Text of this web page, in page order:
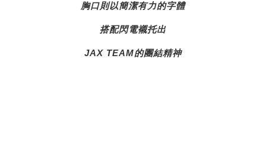
胸口則以簡潔有力的字體
搭配閃電襯托出
JAX TEAM的團結精神